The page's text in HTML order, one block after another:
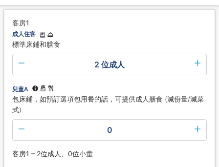
客房1
成人住客
標準床鋪和膳食
2 位成人
兒童A
包床鋪，如預訂選項包用餐的話，可提供成人膳食 (減份量/減菜
式)
0
客房1 – 2位成人、0位小童